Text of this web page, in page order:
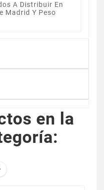
A Distribuir En
Madrid Y Peso
en la